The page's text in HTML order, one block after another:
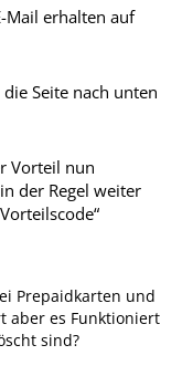
Mail erhalten auf
Seite nach unten
Vorteil nun
der Regel weiter
Prepaidkarten und
aber es Funktioniert
sind?